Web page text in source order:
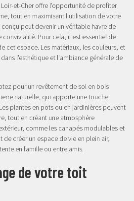
et-Cher offre l'opportunité de profiter
tout en maximisant l'utilisation de votre
peut devenir un véritable havre de
Pour cela, il est essentiel de
cet espace. Les matériaux, les couleurs, et
l'esthétique et l'ambiance générale de
pour un revêtement de sol en bois
naturelle, qui apporte une touche
plantes en pots ou en jardinières peuvent
tout en créant une atmosphère
comme les canapés modulables et
de créer un espace de vie en plein air,
en famille ou entre amis.
de votre toit